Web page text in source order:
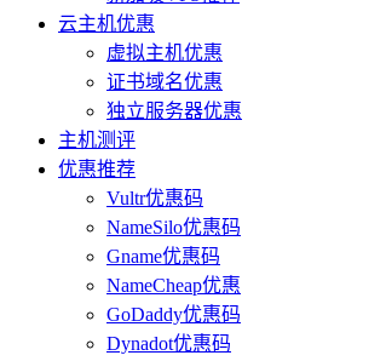
云主机优惠
虚拟主机优惠
证书域名优惠
独立服务器优惠
主机测评
优惠推荐
Vultr优惠码
NameSilo优惠码
Gname优惠码
NameCheap优惠
GoDaddy优惠码
Dynadot优惠码